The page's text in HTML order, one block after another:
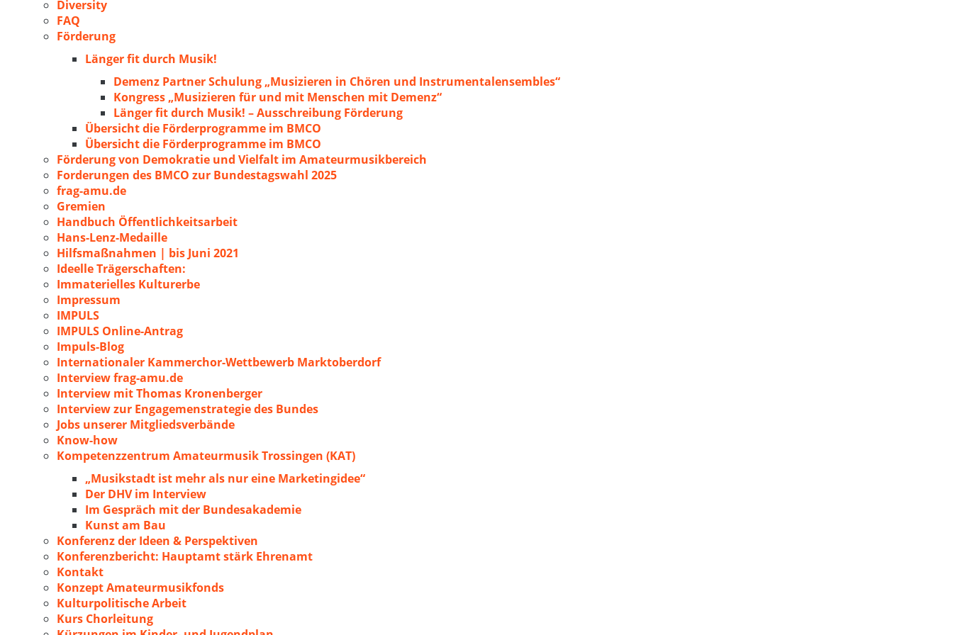
Diversity
FAQ
Förderung
Länger fit durch Musik!
Demenz Partner Schulung „Musizieren in Chören und Instrumentalensembles“
Kongress „Musizieren für und mit Menschen mit Demenz“
Länger fit durch Musik! – Ausschreibung Förderung
Übersicht die Förderprogramme im BMCO
Übersicht die Förderprogramme im BMCO
Förderung von Demokratie und Vielfalt im Amateurmusikbereich
Forderungen des BMCO zur Bundestagswahl 2025
frag-amu.de
Gremien
Handbuch Öffentlichkeitsarbeit
Hans-Lenz-Medaille
Hilfsmaßnahmen | bis Juni 2021
Ideelle Trägerschaften:
Immaterielles Kulturerbe
Impressum
IMPULS
IMPULS Online-Antrag
Impuls-Blog
Internationaler Kammerchor-Wettbewerb Marktoberdorf
Interview frag-amu.de
Interview mit Thomas Kronenberger
Interview zur Engagemenstrategie des Bundes
Jobs unserer Mitgliedsverbände
Know-how
Kompetenzzentrum Amateurmusik Trossingen (KAT)
„Musikstadt ist mehr als nur eine Marketingidee“
Der DHV im Interview
Im Gespräch mit der Bundesakademie
Kunst am Bau
Konferenz der Ideen & Perspektiven
Konferenzbericht: Hauptamt stärk Ehrenamt
Kontakt
Konzept Amateurmusikfonds
Kulturpolitische Arbeit
Kurs Chorleitung